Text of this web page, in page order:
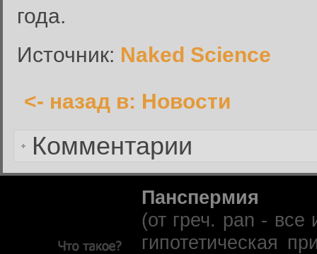
года.
Источник: Naked Science
<- назад в: Новости
Комментарии
Забыли пароль?
Панспермия
(от греч. pan -
гипотетическая